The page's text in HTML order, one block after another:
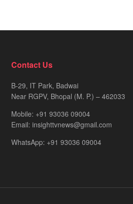
Contact Us
B-29, IT Park, Badwai
Near RGPV, Bhopal (M. P.) – 462033
Mobile: +91 93036 09004
Email: insighttvnews@gmail.com
WhatsApp: +91 93036 09004